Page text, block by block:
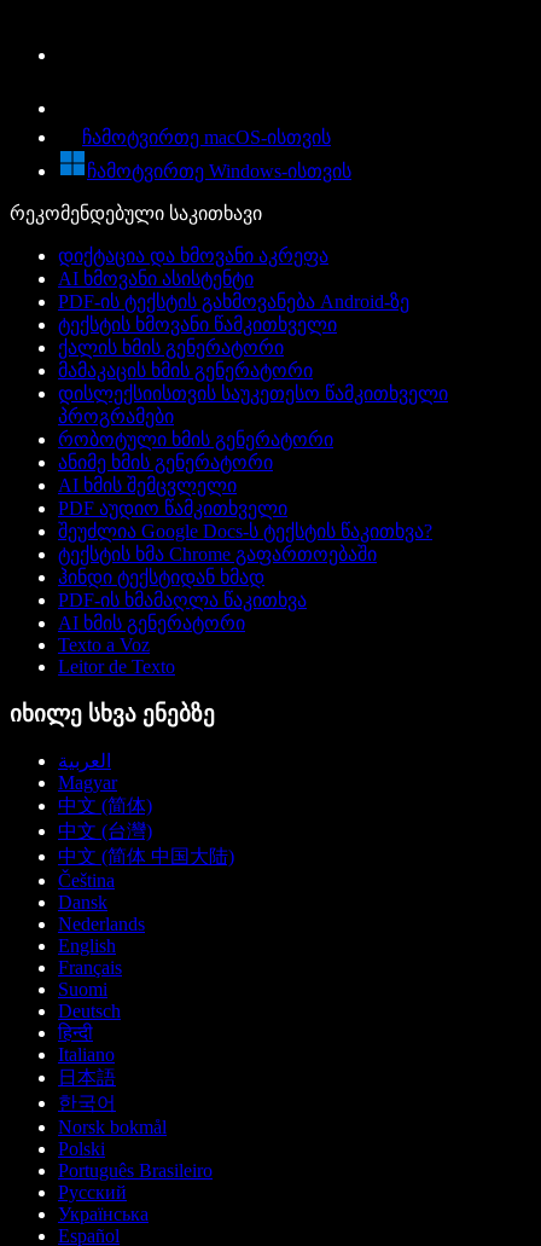
ჩამოტვირთე macOS-ისთვის
ჩამოტვირთე Windows-ისთვის
რეკომენდებული საკითხავი
დიქტაცია და ხმოვანი აკრეფა
AI ხმოვანი ასისტენტი
PDF-ის ტექსტის გახმოვანება Android-ზე
ტექსტის ხმოვანი წამკითხველი
ქალის ხმის გენერატორი
მამაკაცის ხმის გენერატორი
დისლექსიისთვის საუკეთესო წამკითხველი
პროგრამები
რობოტული ხმის გენერატორი
ანიმე ხმის გენერატორი
AI ხმის შემცვლელი
PDF აუდიო წამკითხველი
შეუძლია Google Docs-ს ტექსტის წაკითხვა?
ტექსტის ხმა Chrome გაფართოებაში
ჰინდი ტექსტიდან ხმად
PDF-ის ხმამაღლა წაკითხვა
AI ხმის გენერატორი
Texto a Voz
Leitor de Texto
იხილე სხვა ენებზე
العربية
Magyar
中文 (简体)
中文 (台灣)
中文 (简体 中国大陆)
Čeština
Dansk
Nederlands
English
Français
Suomi
Deutsch
हिन्दी
Italiano
日本語
한국어
Norsk bokmål
Polski
Português Brasileiro
Русский
Українська
Español